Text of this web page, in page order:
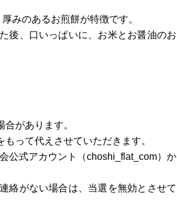
みのあるお煎餅が特徴です。
後、口いっぱいに、お米とお醤油のお
があります。
って代えさせていただきます。
公式アカウント（choshi_flat_com）か
絡がない場合は、当選を無効とさせて